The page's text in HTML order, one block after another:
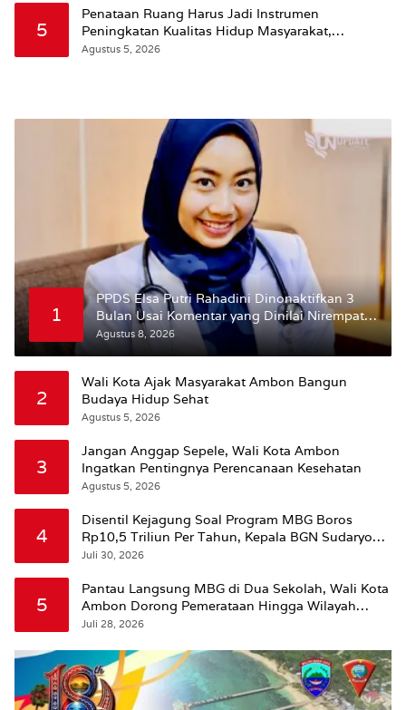
5
Penataan Ruang Harus Jadi Instrumen
Peningkatan Kualitas Hidup Masyarakat,
Wattimena: Revisi RT-RW Ditetapkan Pemkot
Agustus 5, 2026
1
PPDS Elsa Putri Rahadini Dinonaktifkan 3
Bulan Usai Komentar yang Dinilai Nirempati
ke Pasien BPJS
Agustus 8, 2026
2
Wali Kota Ajak Masyarakat Ambon Bangun
Budaya Hidup Sehat
Agustus 5, 2026
3
Jangan Anggap Sepele, Wali Kota Ambon
Ingatkan Pentingnya Perencanaan Kesehatan
Agustus 5, 2026
4
Disentil Kejagung Soal Program MBG Boros
Rp10,5 Triliun Per Tahun, Kepala BGN Sudaryono
Beri Penjelasan
Juli 30, 2026
5
Pantau Langsung MBG di Dua Sekolah, Wali Kota
Ambon Dorong Pemerataan Hingga Wilayah
Leitimur Selatan
Juli 28, 2026